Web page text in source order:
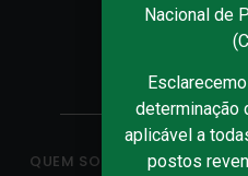
QUEM SOMOS
Nacional de
determinação
aplicável a
postos